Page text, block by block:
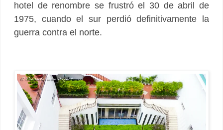
hotel de renombre se frustró el 30 de abril de
1975, cuando el sur perdió definitivamente la
guerra contra el norte.